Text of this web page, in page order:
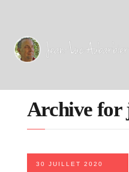
Archive for
30 JUILLET 2020